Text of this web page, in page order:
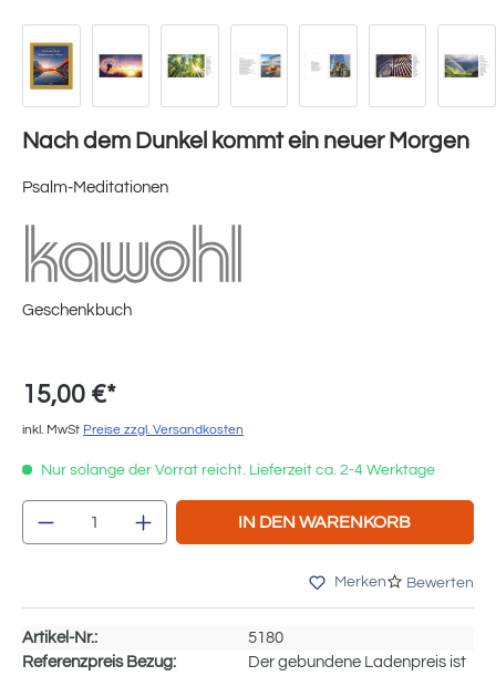
Nach dem Dunkel kommt ein neuer Morgen
Psalm-Meditationen
Geschenkbuch
15,00 €*
inkl. MwSt Preise zzgl. Versandkosten
Nur solange der Vorrat reicht. Lieferzeit ca. 2-4 Werktage
Produkt Anzahl: Gib den gewünschten
IN DEN WARENKORB
Merken Bewerten
Artikel-Nr.:
5180
Referenzpreis Bezug:
Der gebundene Ladenpreis ist